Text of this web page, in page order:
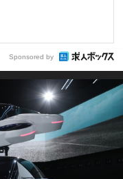
Sponsored by